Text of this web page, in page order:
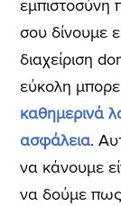
εμπιστοσύνη
σου δίνουμε
διαχείριση
εύκολη
καθημερινά
ασφάλεια.
να κάνουμε
να δούμε πως